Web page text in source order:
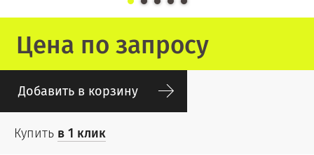
Цена по запросу
Добавить в корзину
Купить в 1 клик